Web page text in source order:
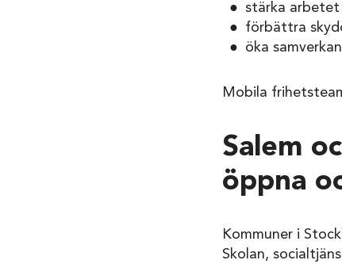
stärka
förbättra
öka
Mobila
Salem
öppna
Kommuner i
Skolan,